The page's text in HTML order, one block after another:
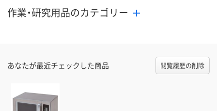
作業・研究用品のカテゴリー
あなたが最近チェックした商品 閲覧履歴の削除